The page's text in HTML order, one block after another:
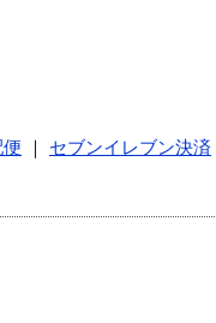
セブンイレブン決済